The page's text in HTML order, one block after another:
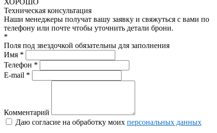
ХОРОШО
Техническая консультация
Наши менеджеры получат вашу заявку и свяжуться с вами по
телефону или почте чтобы уточнить детали брони.
*
Поля под звездочкой обязательны для заполнения
Имя *
Телефон *
E-mail *
Комментарий
Даю согласие на обработку моих персональных данных